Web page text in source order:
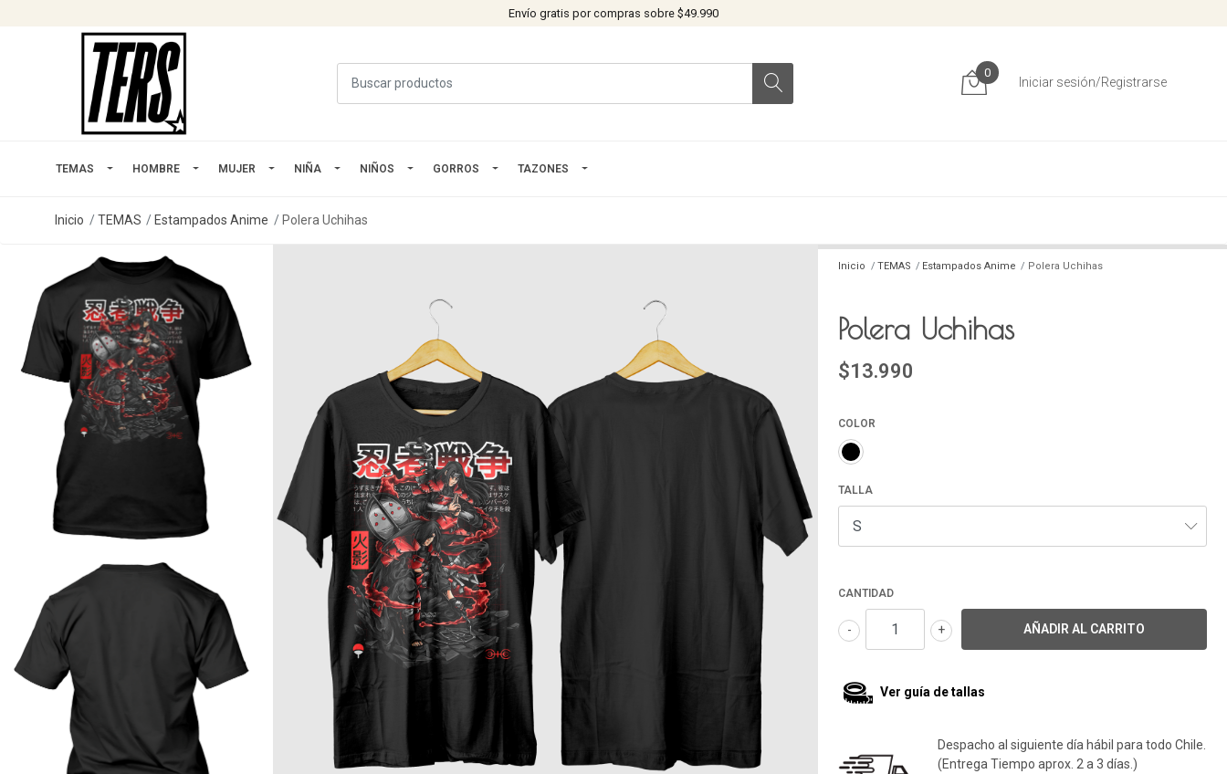
Envío gratis por compras sobre $49.990
0
Iniciar sesión/Registrarse
TEMAS HOMBRE MUJER NIÑA NIÑOS GORROS TAZONES
Inicio TEMAS Estampados Anime Polera Uchihas
Inicio TEMAS Estampados Anime Polera Uchihas
Polera Uchihas
$13.990
COLOR
TALLA
CANTIDAD
+
-
Ver guía de tallas
Despacho al siguiente día hábil para todo Chile.
(Entrega Tiempo aprox. 2 a 3 días.)